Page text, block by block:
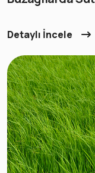
Detaylı İncele